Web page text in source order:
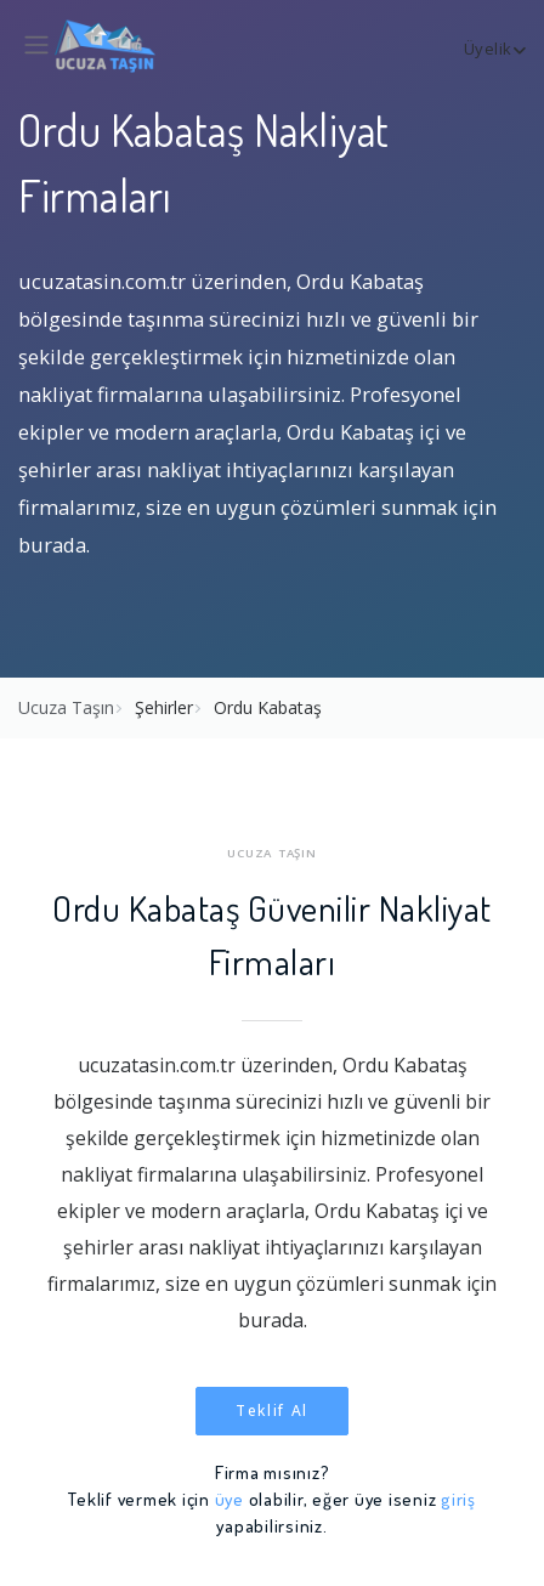
Üyelik
Ordu Kabataş Nakliyat
Firmaları
ucuzatasin.com.tr üzerinden, Ordu Kabataş
bölgesinde taşınma sürecinizi hızlı ve güvenli bir
şekilde gerçekleştirmek için hizmetinizde olan
nakliyat firmalarına ulaşabilirsiniz. Profesyonel
ekipler ve modern araçlarla, Ordu Kabataş içi ve
şehirler arası nakliyat ihtiyaçlarınızı karşılayan
firmalarımız, size en uygun çözümleri sunmak için
burada.
Ucuza Taşın Şehirler Ordu Kabataş
UCUZA TAŞIN
Ordu Kabataş Güvenilir Nakliyat
Firmaları
ucuzatasin.com.tr üzerinden, Ordu Kabataş
bölgesinde taşınma sürecinizi hızlı ve güvenli bir
şekilde gerçekleştirmek için hizmetinizde olan
nakliyat firmalarına ulaşabilirsiniz. Profesyonel
ekipler ve modern araçlarla, Ordu Kabataş içi ve
şehirler arası nakliyat ihtiyaçlarınızı karşılayan
firmalarımız, size en uygun çözümleri sunmak için
burada.
Teklif Al
Firma mısınız?
Teklif vermek için üye olabilir, eğer üye iseniz giriş
yapabilirsiniz.